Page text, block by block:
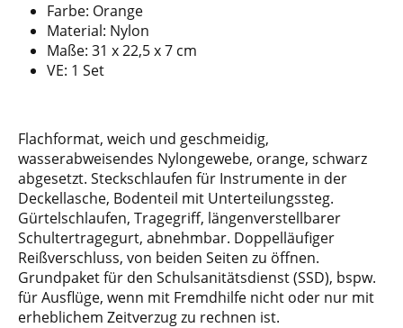
Farbe: Orange
Material: Nylon
Maße: 31 x 22,5 x 7 cm
VE: 1 Set
Flachformat, weich und geschmeidig,
wasserabweisendes Nylongewebe, orange, schwarz
abgesetzt. Steckschlaufen für Instrumente in der
Deckellasche, Bodenteil mit Unterteilungssteg.
Gürtelschlaufen, Tragegriff, längenverstellbarer
Schultertragegurt, abnehmbar. Doppelläufiger
Reißverschluss, von beiden Seiten zu öffnen.
Grundpaket für den Schulsanitätsdienst (SSD), bspw.
für Ausflüge, wenn mit Fremdhilfe nicht oder nur mit
erheblichem Zeitverzug zu rechnen ist.